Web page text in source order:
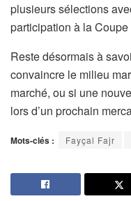
plusieurs sélections
participation à la
Reste désormais à
convaincre le milieu
marché, ou si une
lors d’un prochain
Mots-clés : Fayçal Fajr